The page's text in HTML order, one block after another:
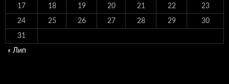
17 18 19 20 21 22 23
24 25 26 27 28 29 30
31
« Лип